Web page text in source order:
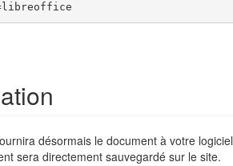
désormais le document à votre
sera directement sauvegardé sur le site.